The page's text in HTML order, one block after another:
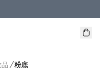
件85折/5件8折】
】
3件85折
/5件8折】
5件8折】組2件88折/3件85折】
】
/3件85折/4件或以上8折】
!! 記得去賬户資料填上生日日期啦 !
/粉底